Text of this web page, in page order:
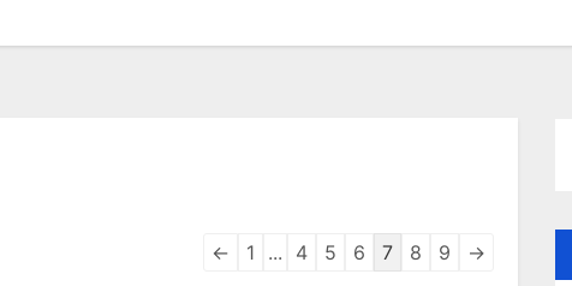
Guestbook
← 1 ... 4 5 6 7 8 9
→